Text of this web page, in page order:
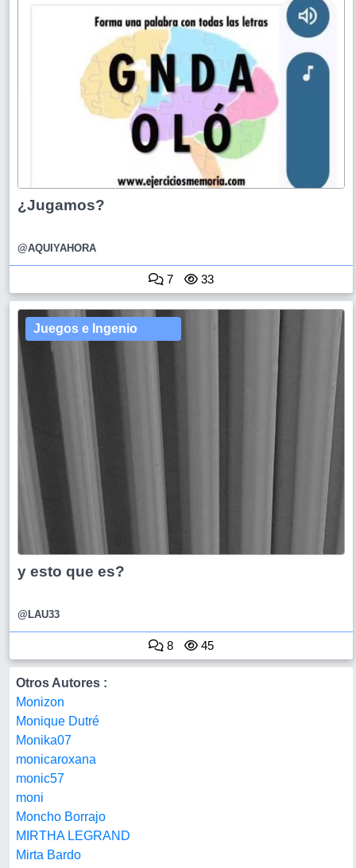
¿Jugamos?
@AQUIYAHORA
7 33
Juegos e Ingenio
y esto que es?
@LAU33
8 45
Otros Autores :
Monizon
Monique Dutré
Monika07
monicaroxana
monic57
moni
Moncho Borrajo
MIRTHA LEGRAND
Mirta Bardo